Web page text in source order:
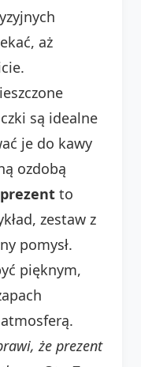
aż
są idealne
je do kawy
ozdobą
to
zestaw z
pomysł.
pięknym,
że prezent